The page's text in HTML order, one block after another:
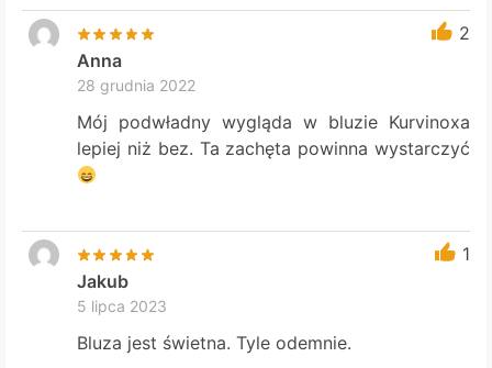
2
Anna
28 grudnia 2022
Mój podwładny wygląda w bluzie Kurvinoxa
lepiej niż bez. Ta zachęta powinna wystarczyć
1
Jakub
5 lipca 2023
Bluza jest świetna. Tyle odemnie.